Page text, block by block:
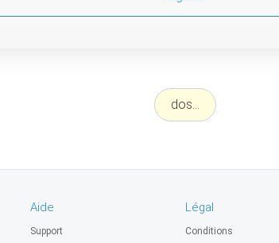
dos...
Aide
Support
Légal
Conditions